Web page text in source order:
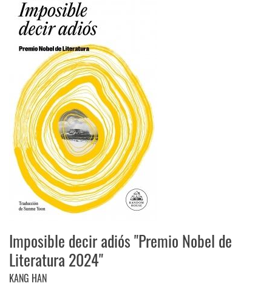
Imposible decir adiós "Premio Nobel de
Literatura 2024"
KANG HAN